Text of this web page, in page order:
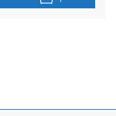
piano di una